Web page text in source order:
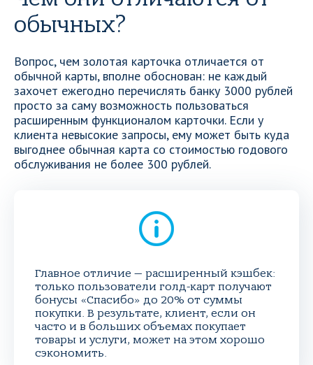
обычных?
Вопрос, чем золотая карточка отличается от
обычной карты, вполне обоснован: не каждый
захочет ежегодно перечислять банку 3000 рублей
просто за саму возможность пользоваться
расширенным функционалом карточки. Если у
клиента невысокие запросы, ему может быть куда
выгоднее обычная карта со стоимостью годового
обслуживания не более 300 рублей.
Главное отличие — расширенный кэшбек:
только пользователи голд-карт получают
бонусы «Спасибо» до 20% от суммы
покупки. В результате, клиент, если он
часто и в больших объемах покупает
товары и услуги, может на этом хорошо
сэкономить.